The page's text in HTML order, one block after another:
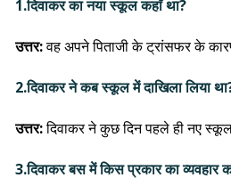
1.दिवाकर का नया स्कूल कहाँ था?
उत्तर:वह अपने पिताजी के ट्रांसफर के
2.दिवाकर ने कब स्कूल में दाखिला लिया
उत्तर:दिवाकर ने कुछ दिन पहले ही नए स्कूल
3.दिवाकर बस में किस प्रकार का व्यवहार